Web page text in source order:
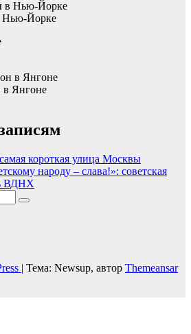
Нью-Йорке
в Янгоне
короткая улица Москвы
народу – слава!»: советская
ВДНХ
| Тема: Newsup, автор Themeansar